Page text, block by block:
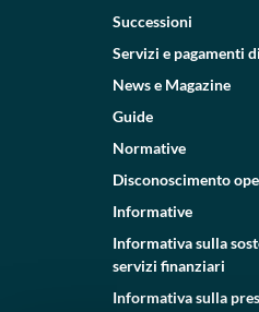
Successioni
Servizi e pagamenti
News e Magazine
Guide
Normative
Disconoscimento
Informative
Informativa sulla
servizi finanziari
Informativa sulla